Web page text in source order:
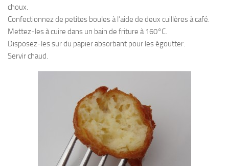
choux.
Confectionnez de petites boules à l’aide de deux cuillères à café.
Mettez-les à cuire dans un bain de friture à 160°C.
Disposez-les sur du papier absorbant pour les égoutter.
Servir chaud.